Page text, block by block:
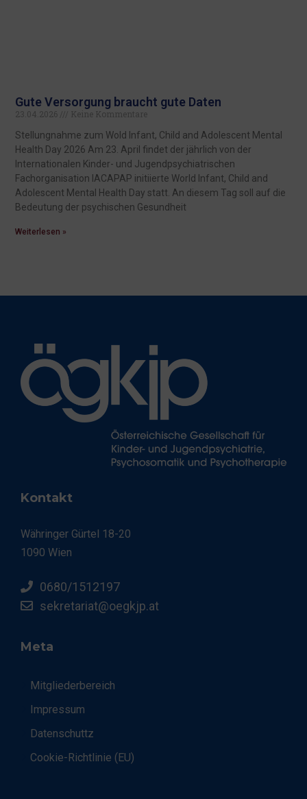
Gute Versorgung braucht gute Daten
23.04.2026
Keine Kommentare
Stellungnahme zum Wold Infant, Child and Adolescent Mental
Health Day 2026 Am 23. April findet der jährlich von der
Internationalen Kinder- und Jugendpsychiatrischen
Fachorganisation IACAPAP initiierte World Infant, Child and
Adolescent Mental Health Day statt. An diesem Tag soll auf die
Bedeutung der psychischen Gesundheit
Weiterlesen »
Kontakt
Währinger Gürtel 18-20
1090 Wien
0680/1512197
sekretariat@oegkjp.at
Meta
Mitgliederbereich
Impressum
Datenschuttz
Cookie-Richtlinie (EU)